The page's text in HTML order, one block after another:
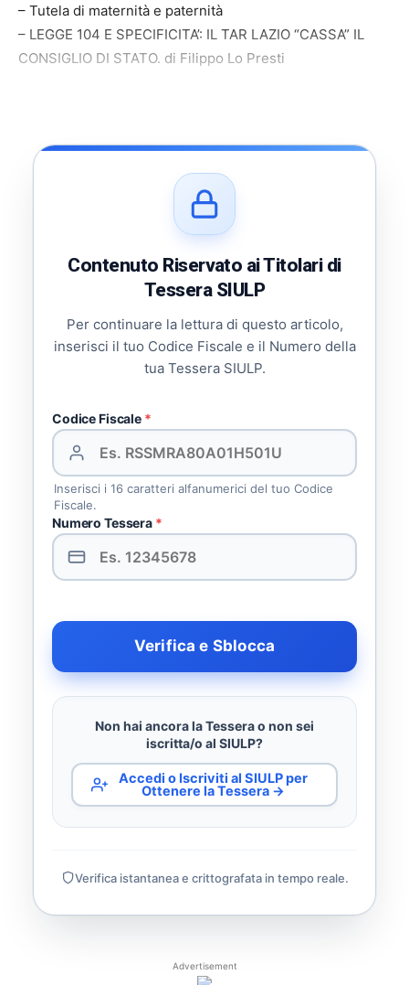
– Tutela di maternità e paternità
– LEGGE 104 E SPECIFICITA’: IL TAR LAZIO “CASSA” IL
CONSIGLIO DI STATO. di Filippo Lo Presti
Contenuto Riservato ai Titolari di
Tessera SIULP
Per continuare la lettura di questo articolo,
inserisci il tuo Codice Fiscale e il Numero della
tua Tessera SIULP.
Codice Fiscale *
Inserisci i 16 caratteri alfanumerici del tuo Codice
Fiscale.
Numero Tessera *
Verifica e Sblocca
Non hai ancora la Tessera o non sei
iscritta/o al SIULP?
Accedi o Iscriviti al SIULP per
Ottenere la Tessera →
Verifica istantanea e crittografata in tempo reale.
Advertisement